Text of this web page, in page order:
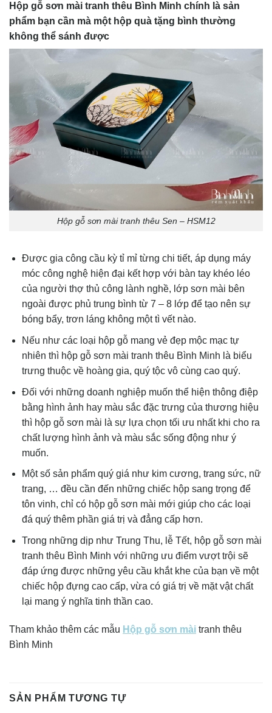
Hộp gỗ sơn mài tranh thêu Bình Minh chính là sản
phẩm bạn cần mà một hộp quà tặng bình thường
không thể sánh được
Hộp gỗ sơn mài tranh thêu Sen – HSM12
Được gia công cầu kỳ tỉ mỉ từng chi tiết, áp dụng máy
móc công nghệ hiện đại kết hợp với bàn tay khéo léo
của người thợ thủ công lành nghề, lớp sơn mài bên
ngoài được phủ trung bình từ 7 – 8 lớp để tạo nên sự
bóng bẩy, trơn láng không một tì vết nào.
Nếu như các loại hộp gỗ mang vẻ đẹp mộc mạc tự
nhiên thì hộp gỗ sơn mài tranh thêu Bình Minh là biểu
trưng thuộc về hoàng gia, quý tộc vô cùng cao quý.
Đối với những doanh nghiệp muốn thể hiện thông điệp
bằng hình ảnh hay màu sắc đặc trưng của thương hiệu
thì hộp gỗ sơn mài là sự lựa chọn tối ưu nhất khi cho ra
chất lượng hình ảnh và màu sắc sống động như ý
muốn.
Một số sản phẩm quý giá như kim cương, trang sức, nữ
trang, … đều cần đến những chiếc hộp sang trọng để
tôn vinh, chỉ có hộp gỗ sơn mài mới giúp cho các loại
đá quý thêm phần giá trị và đẳng cấp hơn.
Trong những dịp như Trung Thu, lễ Tết, hộp gỗ sơn mài
tranh thêu Bình Minh với những ưu điểm vượt trội sẽ
đáp ứng được những yêu cầu khắt khe của bạn về một
chiếc hộp đựng cao cấp, vừa có giá trị về mặt vật chất
lại mang ý nghĩa tinh thần cao.
Tham khảo thêm các mẫu Hộp gỗ sơn mài tranh thêu
Bình Minh
SẢN PHẨM TƯƠNG TỰ